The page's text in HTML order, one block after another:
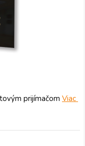
prijímačom Viac